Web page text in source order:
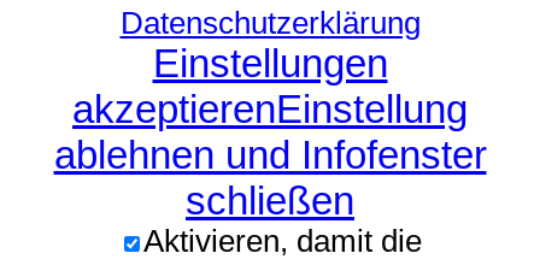
Datenschutzerklärung
Einstellungen
akzeptierenEinstellung
ablehnen und Infofenster
schließen
Aktivieren, damit die